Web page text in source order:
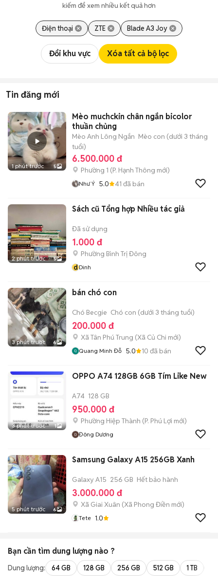
kiếm để xem nhiều kết quả hơn
Điện thoại ZTE Blade A3 Joy
Đổi khu vực Xóa tất cả bộ lọc
Tin đăng mới
1 phút trước 5
Mèo muchckin chân ngắn bicolor
thuần chủng
Mèo Anh Lông Ngắn Mèo con (dưới 3 tháng
tuổi)
6.500.000 đ
Phường 1 (P. Hạnh Thông mới)
Như Ý 5.0 41 đã bán
2 phút trước 5
Sách cũ Tổng hợp Nhiều tác giả
Đã sử dụng
1.000 đ
Phường Bình Trị Đông
dDinh
3 phút trước 6
bán chó con
Chó Becgie Chó con (dưới 3 tháng tuổi)
200.000 đ
Xã Tân Phú Trung (Xã Củ Chi mới)
Quang Minh Đỗ 5.0 10 đã bán
3 phút trước 1
OPPO A74 128GB 6GB Tím Like New
A74 128 GB
950.000 đ
Phường Hiệp Thành (P. Phú Lợi mới)
Đông Dương
5 phút trước 6
Samsung Galaxy A15 256GB Xanh
Galaxy A15 256 GB Hết bảo hành
3.000.000 đ
Xã Giai Xuân (Xã Phong Điền mới)
Tete 1.0
Bạn cần tìm dung lượng nào ?
Dung lượng: 64 GB 128 GB 256 GB 512 GB 1 TB